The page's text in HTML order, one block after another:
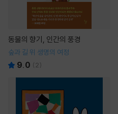
동물의 향기, 인간의 풍경
숲과 길 위 생명의 여정
9.0 ( 2)